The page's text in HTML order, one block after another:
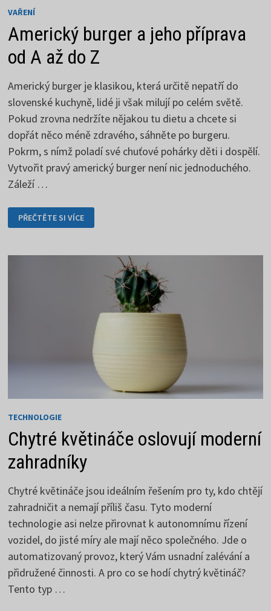
VAŘENÍ
Americký burger a jeho příprava
od A až do Z
Americký burger je klasikou, která určitě nepatří do
slovenské kuchyně, lidé ji však milují po celém světě.
Pokud zrovna nedržíte nějakou tu dietu a chcete si
dopřát něco méně zdravého, sáhněte po burgeru.
Pokrm, s nímž poladí své chuťové pohárky děti i dospělí.
Vytvořit pravý americký burger není nic jednoduchého.
Záleží …
AMERICKÝ
BURGER
A
OD
PŘEČTĚTE SI VÍCE
TECHNOLOGIE
Chytré květináče oslovují moderní
zahradníky
Chytré květináče jsou ideálním řešením pro ty, kdo chtějí
zahradničit a nemají příliš času. Tyto moderní
technologie asi nelze přirovnat k autonomnímu řízení
vozidel, do jisté míry ale mají něco společného. Jde o
automatizovaný provoz, který Vám usnadní zalévání a
přidružené činnosti. A pro co se hodí chytrý květináč?
Tento typ …